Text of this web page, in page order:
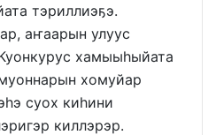
тэриллиэҕэ.
аҥаарын улуус
хамыыһыйата
хомуйар
суох киһини
киллэрэр.